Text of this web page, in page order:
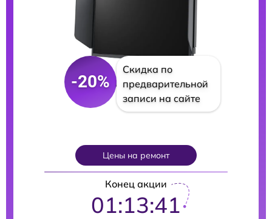
-20%
Скидка по
предварительной
записи на сайте
Цены на ремонт
Конец акции
01:13:39